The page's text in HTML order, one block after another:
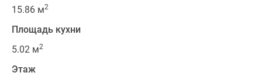
15.86 м2
Площадь кухни
5.02 м2
Этаж